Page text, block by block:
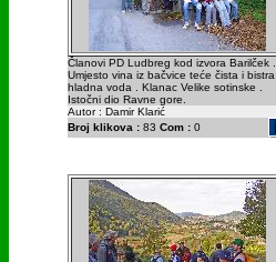
Članovi PD Ludbreg kod izvora Barilček .
Umjesto vina iz bačvice teće čista i bistra
hladna voda . Klanac Velike sotinske .
Istočni dio Ravne gore.
Autor : Damir Klarić
Broj klikova :83 Com :0